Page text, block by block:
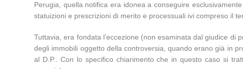
Perugia, quella notifica era idonea a conseguire
statuizioni e prescrizioni di merito e processuali ivi compreso il
Tuttavia, era fondata l’eccezione (non esaminata dal giudice
degli immobili oggetto della controversia, quando erano già in
al D.P.. Con lo specifico chiarimento che in questo caso si